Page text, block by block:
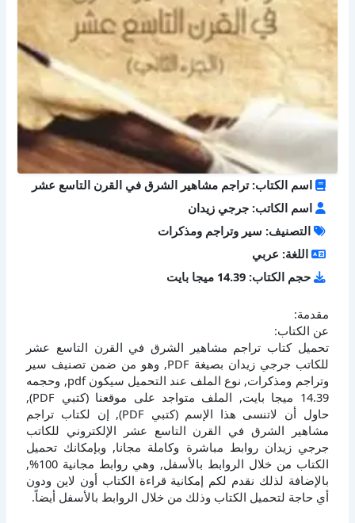
اسم الكتاب: تراجم مشاهير الشرق في القرن التاسع عشر
اسم الكاتب: جرجي زيدان
التصنيف: سير وتراجم ومذكرات
اللغة: عربي
حجم الكتاب: 14.39 ميجا بايت
مقدمة:
عن الكتاب:
تحميل كتاب تراجم مشاهير الشرق في القرن التاسع عشر
للكاتب جرجي زيدان بصيغة PDF, وهو من ضمن تصنيف سير
وتراجم ومذكرات, نوع الملف عند التحميل سيكون pdf, وحجمه
14.39 ميجا بايت, الملف متواجد على موقعنا (كتبي PDF),
حاول أن لاتنسى هذا الإسم (كتبي PDF), إن لكتاب تراجم
مشاهير الشرق في القرن التاسع عشر الإلكتروني للكاتب
جرجي زيدان روابط مباشرة وكاملة مجانا, وبإمكانك تحميل
الكتاب من خلال الروابط بالأسفل, وهي روابط مجانية 100%,
بالإضافة لذلك نقدم لكم إمكانية قراءة الكتاب أون لاين ودون
أي حاجة لتحميل الكتاب وذلك من خلال الروابط بالأسفل أيضاً.